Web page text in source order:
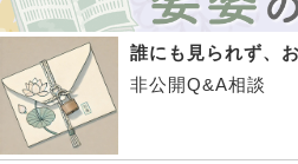
誰にも見られず、
非公開Q&A相談